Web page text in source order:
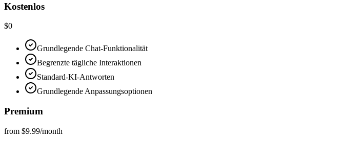
Kostenlos
$0
Grundlegende Chat-Funktionalität
Begrenzte tägliche Interaktionen
Standard-KI-Antworten
Grundlegende Anpassungsoptionen
Premium
from $9.99/month